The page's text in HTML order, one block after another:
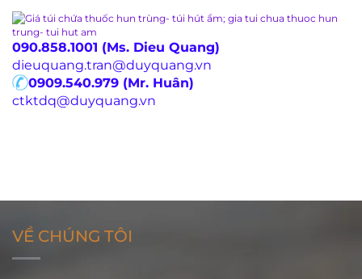
090.858.1001 (Ms. Dieu Quang)
dieuquang.tran@duyquang.vn
0909.540.979 (Mr. Huân)
ctktdq@duyquang.vn
VỀ CHÚNG TÔI